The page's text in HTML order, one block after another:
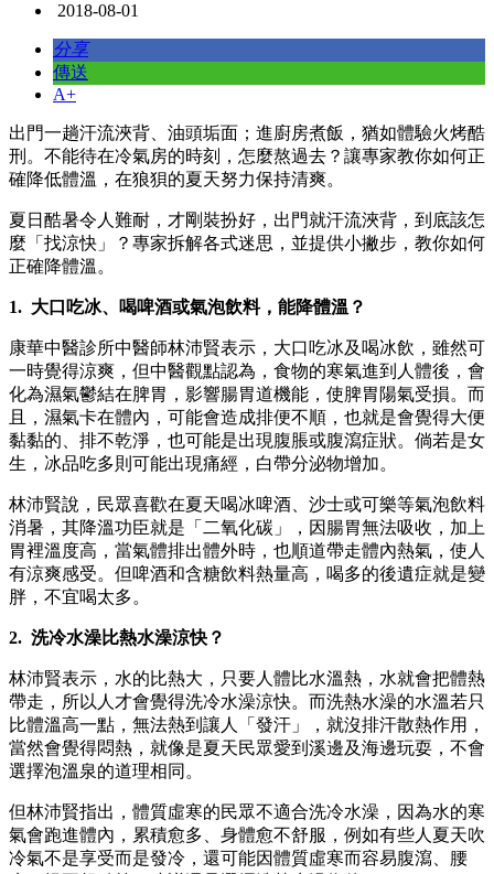
2018-08-01
分享
傳送
A+
出門一趟汗流浹背、油頭垢面；進廚房煮飯，猶如體驗火烤酷
刑。不能待在冷氣房的時刻，怎麼熬過去？讓專家教你如何正
確降低體溫，在狼狽的夏天努力保持清爽。
夏日酷暑令人難耐，才剛裝扮好，出門就汗流浹背，到底該怎
麼「找涼快」？專家拆解各式迷思，並提供小撇步，教你如何
正確降體溫。
1. 大口吃冰、喝啤酒或氣泡飲料，能降體溫？
康華中醫診所中醫師林沛賢表示，大口吃冰及喝冰飲，雖然可
一時覺得涼爽，但中醫觀點認為，食物的寒氣進到人體後，會
化為濕氣鬱結在脾胃，影響腸胃道機能，使脾胃陽氣受損。而
且，濕氣卡在體內，可能會造成排便不順，也就是會覺得大便
黏黏的、排不乾淨，也可能是出現腹脹或腹瀉症狀。倘若是女
生，冰品吃多則可能出現痛經，白帶分泌物增加。
林沛賢說，民眾喜歡在夏天喝冰啤酒、沙士或可樂等氣泡飲料
消暑，其降溫功臣就是「二氧化碳」，因腸胃無法吸收，加上
胃裡溫度高，當氣體排出體外時，也順道帶走體內熱氣，使人
有涼爽感受。但啤酒和含糖飲料熱量高，喝多的後遺症就是變
胖，不宜喝太多。
2. 洗冷水澡比熱水澡涼快？
林沛賢表示，水的比熱大，只要人體比水溫熱，水就會把體熱
帶走，所以人才會覺得洗冷水澡涼快。而洗熱水澡的水溫若只
比體溫高一點，無法熱到讓人「發汗」，就沒排汗散熱作用，
當然會覺得悶熱，就像是夏天民眾愛到溪邊及海邊玩耍，不會
選擇泡溫泉的道理相同。
但林沛賢指出，體質虛寒的民眾不適合洗冷水澡，因為水的寒
氣會跑進體內，累積愈多、身體愈不舒服，例如有些人夏天吹
冷氣不是享受而是發冷，還可能因體質虛寒而容易腹瀉、腰